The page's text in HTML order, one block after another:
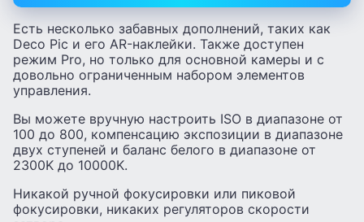
Есть несколько забавных дополнений, таких как
Deco Pic и его AR-наклейки. Также доступен
режим Pro, но только для основной камеры и с
довольно ограниченным набором элементов
управления.
Вы можете вручную настроить ISO в диапазоне от
100 до 800, компенсацию экспозиции в диапазоне
двух ступеней и баланс белого в диапазоне от
2300K до 10000K.
Никакой ручной фокусировки или пиковой
фокусировки, никаких регуляторов скорости